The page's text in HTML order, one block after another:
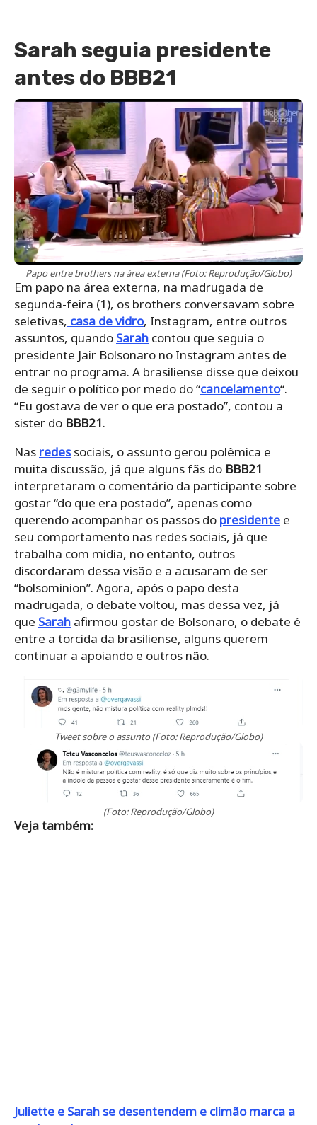
Sarah seguia presidente
antes do BBB21
Papo entre brothers na área externa (Foto: Reprodução/Globo)
Em papo na área externa, na madrugada de
segunda-feira (1), os brothers conversavam sobre
seletivas, casa de vidro, Instagram, entre outros
assuntos, quando Sarah contou que seguia o
presidente Jair Bolsonaro no Instagram antes de
entrar no programa. A brasiliense disse que deixou
de seguir o político por medo do “cancelamento“.
“Eu gostava de ver o que era postado”, contou a
sister do BBB21.
Nas redessociais, o assunto gerou polêmica e
muita discussão, já que alguns fãs do BBB21
interpretaram o comentário da participante sobre
gostar “do que era postado”, apenas como
querendo acompanhar os passos do presidente e
seu comportamento nas redes sociais, já que
trabalha com mídia, no entanto, outros
discordaram dessa visão e a acusaram de ser
“bolsominion”. Agora, após o papo desta
madrugada, o debate voltou, mas dessa vez, já
que Sarah afirmou gostar de Bolsonaro, o debate é
entre a torcida da brasiliense, alguns querem
continuar a apoiando e outros não.
Tweet sobre o assunto (Foto: Reprodução/Globo)
(Foto: Reprodução/Globo)
Veja também:
Juliette e Sarah se desentendem e climão marca a